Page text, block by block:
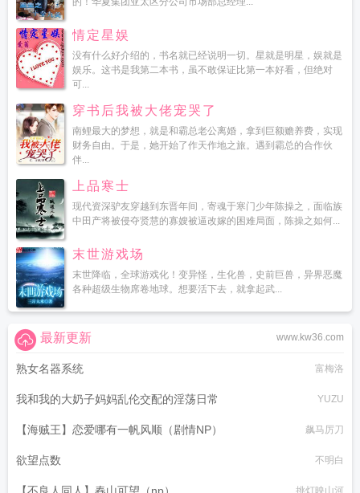
情定星娱
没有什么好介绍的，书名就已经说明一切。星就是明星，娱就是
娱乐。这书是我第二本书，虽不敢保证比第一本好看，但绝对
可...
穿书后我被大佬宠哭了
南鲤最大的梦想，就是和霸总老公离婚，拿到巨额赡养费，实现
财务自由。于是，她开始了作天作地之旅。遇到霸总的合作伙
伴...
上品寒士
现代资深驴友穿越到东晋年间，寄魂于寒门少年陈操之，面临族
中田产将被侵夺贤慧的寡嫂被逼改嫁的困难局面，陈操之如何...
末世游戏场
末世降临，全球游戏化！变异怪，生化兽，史前巨兽，异界恶魔
各种超级生物席卷地球。想要活下去，就拿起武...
www.kw36.com
最新更新
熟女名器系统 富梅洛
我和我的大奶子妈妈乱伦交配的淫荡日常 YUZU
【海贼王】恋爱哪有一帆风顺（剧情NP） 飙马厉刀
欲望点数 不明白
挑灯映山河